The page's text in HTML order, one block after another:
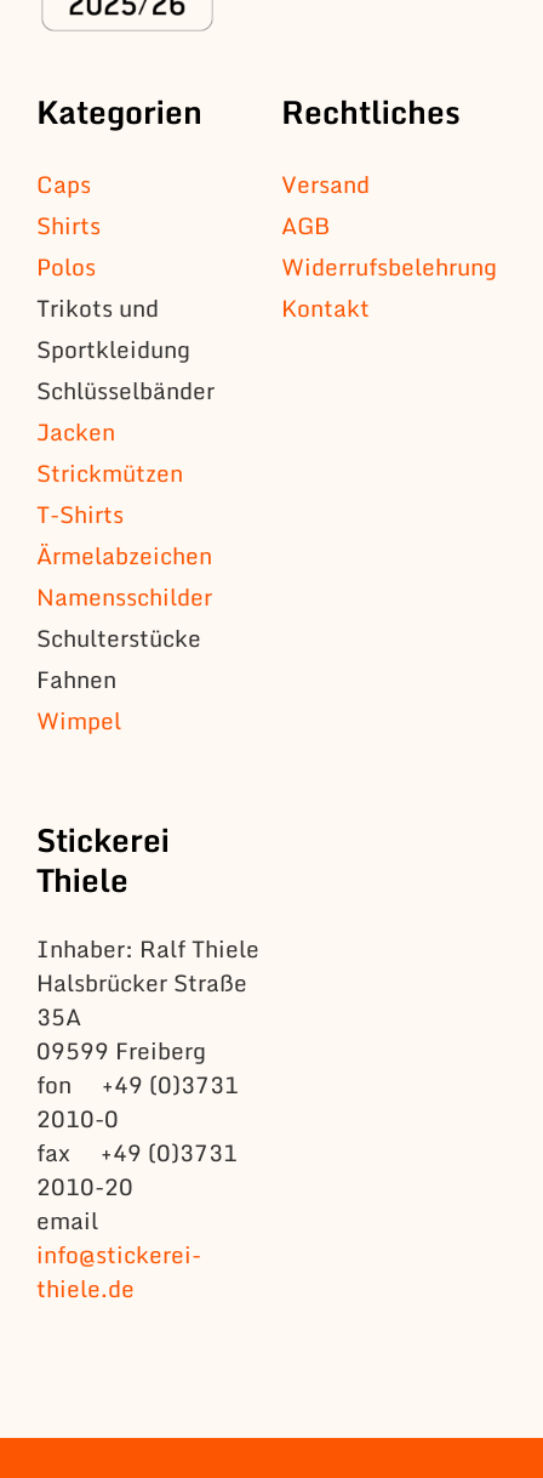
Kategorien
Caps
Shirts
Polos
Trikots und
Sportkleidung
Schlüsselbänder
Jacken
Strickmützen
T-Shirts
Ärmelabzeichen
Namensschilder
Schulterstücke
Fahnen
Wimpel
Rechtliches
Versand
AGB
Widerrufsbelehrung
Kontakt
Stickerei
Thiele
Inhaber: Ralf Thiele
Halsbrücker Straße
35A
09599 Freiberg
fon +49 (0)3731
2010-0
fax +49 (0)3731
2010-20
email
info@stickerei-
thiele.de